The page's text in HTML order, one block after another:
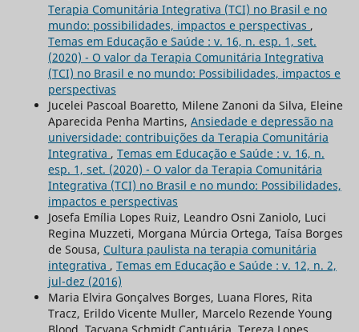
Terapia Comunitária Integrativa (TCI) no Brasil e no
mundo: possibilidades, impactos e perspectivas ,
Temas em Educação e Saúde : v. 16, n. esp. 1, set.
(2020) - O valor da Terapia Comunitária Integrativa
(TCI) no Brasil e no mundo: Possibilidades, impactos e
perspectivas
Jucelei Pascoal Boaretto, Milene Zanoni da Silva, Eleine
Aparecida Penha Martins, Ansiedade e depressão na
universidade: contribuições da Terapia Comunitária
Integrativa , Temas em Educação e Saúde : v. 16, n.
esp. 1, set. (2020) - O valor da Terapia Comunitária
Integrativa (TCI) no Brasil e no mundo: Possibilidades,
impactos e perspectivas
Josefa Emília Lopes Ruiz, Leandro Osni Zaniolo, Luci
Regina Muzzeti, Morgana Múrcia Ortega, Taísa Borges
de Sousa, Cultura paulista na terapia comunitária
integrativa , Temas em Educação e Saúde : v. 12, n. 2,
jul-dez (2016)
Maria Elvira Gonçalves Borges, Luana Flores, Rita
Tracz, Erildo Vicente Muller, Marcelo Rezende Young